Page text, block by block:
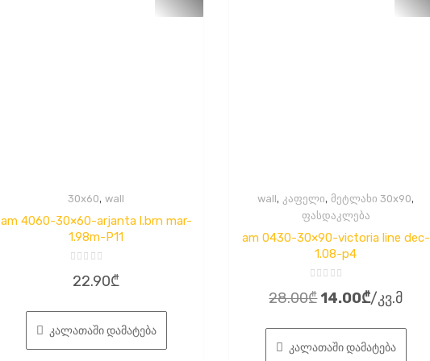
30x60,wall
am 4060-30×60-arjanta l.brn mar-
1.98m-P11
0
დან
22.90₾
კალათაში დამატება
wall, კაფელი,მეტლახი 30x90,
ფასდაკლება
am 0430-30×90-victoria line dec-
1.08-p4
0
დან
28.00₾ Original
was:
14.00₾Current
is:
/კვ.მ
კალათაში დამატება